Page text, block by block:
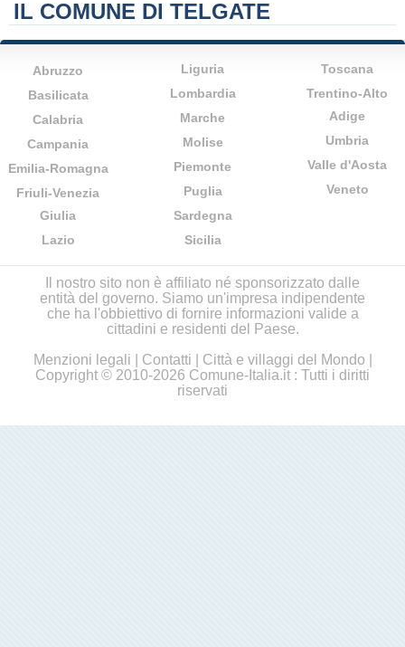
IL COMUNE DI TELGATE
Abruzzo
Basilicata
Calabria
Campania
Emilia-Romagna
Friuli-Venezia
Giulia
Lazio
Liguria
Lombardia
Marche
Molise
Piemonte
Puglia
Sardegna
Sicilia
Toscana
Trentino-Alto
Adige
Umbria
Valle d'Aosta
Veneto
Il nostro sito non è affiliato né sponsorizzato dalle
entità del governo. Siamo un'impresa indipendente
che ha l'obbiettivo di fornire informazioni valide a
cittadini e residenti del Paese.
Menzioni legali
Contatti Città e villaggi del Mondo
Copyright © 2010-2026 Comune-Italia.it : Tutti i diritti
riservati